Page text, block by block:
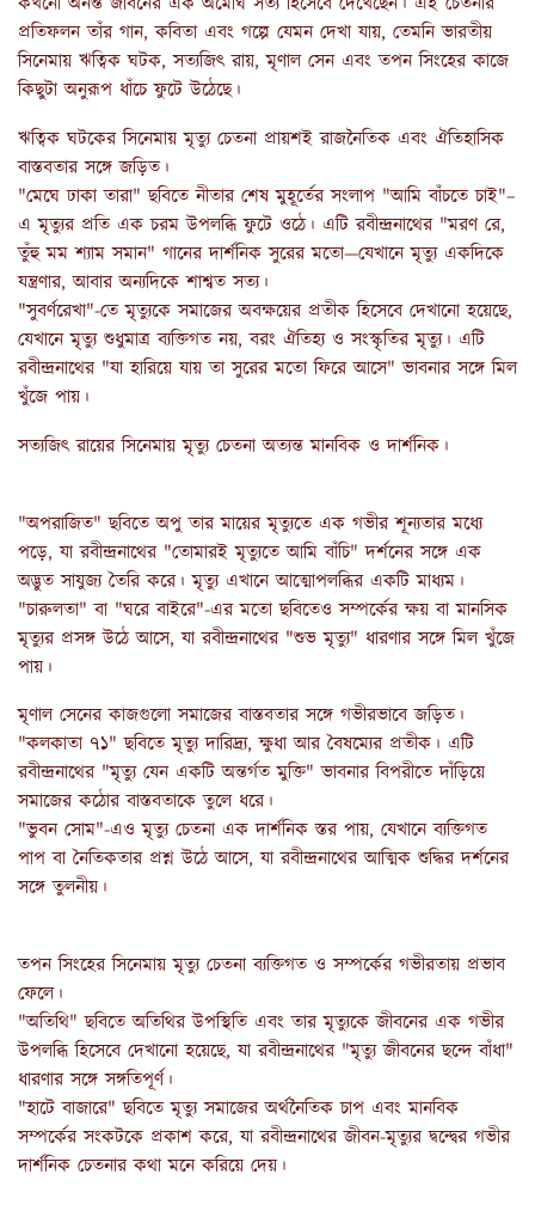
প্রতিফলন তাঁর গান, কবিতা এবং গল্পে যেমন দেখা যায়, তেমনি ভারতীয়
সিনেমায় ঋত্বিক ঘটক, সত্যজিৎ রায়, মৃণাল সেন এবং তপন সিংহের কাজে
কিছুটা অনুরূপ ধাঁচে ফুটে উঠেছে।
ঋত্বিক ঘটকের সিনেমায় মৃত্যু চেতনা প্রায়শই রাজনৈতিক এবং ঐতিহাসিক
বাস্তবতার সঙ্গে জড়িত।
"মেঘে ঢাকা তারা" ছবিতে নীতার শেষ মুহূর্তের সংলাপ "আমি বাঁচতে চাই"–
এ মৃত্যুর প্রতি এক চরম উপলব্ধি ফুটে ওঠে। এটি রবীন্দ্রনাথের "মরণ রে,
তুঁহু মম শ্যাম সমান" গানের দার্শনিক সুরের মতো—যেখানে মৃত্যু একদিকে
যন্ত্রণার, আবার অন্যদিকে শাশ্বত সত্য।
"সুবর্ণরেখা"-তে মৃত্যুকে সমাজের অবক্ষয়ের প্রতীক হিসেবে দেখানো হয়েছে,
যেখানে মৃত্যু শুধুমাত্র ব্যক্তিগত নয়, বরং ঐতিহ্য ও সংস্কৃতির মৃত্যু। এটি
রবীন্দ্রনাথের "যা হারিয়ে যায় তা সুরের মতো ফিরে আসে" ভাবনার সঙ্গে মিল
খুঁজে পায়।
সত্যজিৎ রায়ের সিনেমায় মৃত্যু চেতনা অত্যন্ত মানবিক ও দার্শনিক।
"অপরাজিত" ছবিতে অপু তার মায়ের মৃত্যুতে এক গভীর শূন্যতার মধ্যে
পড়ে, যা রবীন্দ্রনাথের "তোমারই মৃত্যুতে আমি বাঁচি" দর্শনের সঙ্গে এক
অদ্ভুত সাযুজ্য তৈরি করে। মৃত্যু এখানে আত্মোপলব্ধির একটি মাধ্যম।
"চারুলতা" বা "ঘরে বাইরে"-এর মতো ছবিতেও সম্পর্কের ক্ষয় বা মানসিক
মৃত্যুর প্রসঙ্গ উঠে আসে, যা রবীন্দ্রনাথের "শুভ মৃত্যু" ধারণার সঙ্গে মিল খুঁজে
পায়।
মৃণাল সেনের কাজগুলো সমাজের বাস্তবতার সঙ্গে গভীরভাবে জড়িত।
"কলকাতা ৭১" ছবিতে মৃত্যু দারিদ্র্য, ক্ষুধা আর বৈষম্যের প্রতীক। এটি
রবীন্দ্রনাথের "মৃত্যু যেন একটি অন্তর্গত মুক্তি" ভাবনার বিপরীতে দাঁড়িয়ে
সমাজের কঠোর বাস্তবতাকে তুলে ধরে।
"ভুবন সোম"-এও মৃত্যু চেতনা এক দার্শনিক স্তর পায়, যেখানে ব্যক্তিগত
পাপ বা নৈতিকতার প্রশ্ন উঠে আসে, যা রবীন্দ্রনাথের আত্মিক শুদ্ধির দর্শনের
সঙ্গে তুলনীয়।
তপন সিংহের সিনেমায় মৃত্যু চেতনা ব্যক্তিগত ও সম্পর্কের গভীরতায় প্রভাব
ফেলে।
"অতিথি" ছবিতে অতিথির উপস্থিতি এবং তার মৃত্যুকে জীবনের এক গভীর
উপলব্ধি হিসেবে দেখানো হয়েছে, যা রবীন্দ্রনাথের "মৃত্যু জীবনের ছন্দে বাঁধা"
ধারণার সঙ্গে সঙ্গতিপূর্ণ।
"হাটে বাজারে" ছবিতে মৃত্যু সমাজের অর্থনৈতিক চাপ এবং মানবিক
সম্পর্কের সংকটকে প্রকাশ করে, যা রবীন্দ্রনাথের জীবন-মৃত্যুর দ্বন্দ্বের গভীর
দার্শনিক চেতনার কথা মনে করিয়ে দেয়।